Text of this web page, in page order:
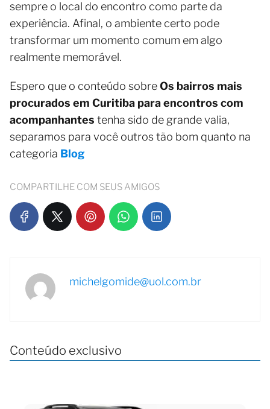
sempre o local do encontro como parte da
experiência. Afinal, o ambiente certo pode
transformar um momento comum em algo
realmente memorável.
Espero que o conteúdo sobreOs bairros mais
procurados em Curitiba para encontros com
acompanhantes tenha sido de grande valia,
separamos para você outros tão bom quanto na
categoria Blog
COMPARTILHE COM SEUS AMIGOS
michelgomide@uol.com.br
Conteúdo exclusivo